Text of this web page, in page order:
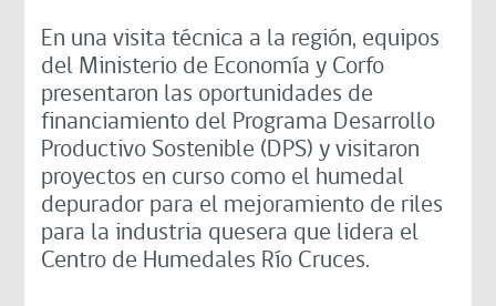
En una visita técnica a la región, equipos
del Ministerio de Economía y Corfo
presentaron las oportunidades de
financiamiento del Programa Desarrollo
Productivo Sostenible (DPS) y visitaron
proyectos en curso como el humedal
depurador para el mejoramiento de riles
para la industria quesera que lidera el
Centro de Humedales Río Cruces.